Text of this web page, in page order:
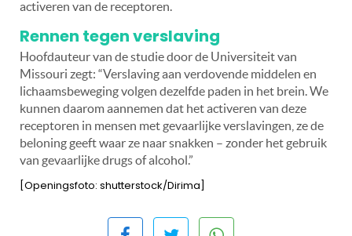
activeren van de receptoren.
Rennen tegen verslaving
Hoofdauteur van de studie door de Universiteit van
Missouri zegt: “Verslaving aan verdovende middelen en
lichaamsbeweging volgen dezelfde paden in het brein. We
kunnen daarom aannemen dat het activeren van deze
receptoren in mensen met gevaarlijke verslavingen, ze de
beloning geeft waar ze naar snakken – zonder het gebruik
van gevaarlijke drugs of alcohol.”
[Openingsfoto: shutterstock/Dirima]